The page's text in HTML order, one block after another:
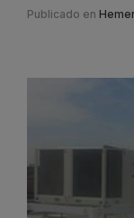
Publicado en